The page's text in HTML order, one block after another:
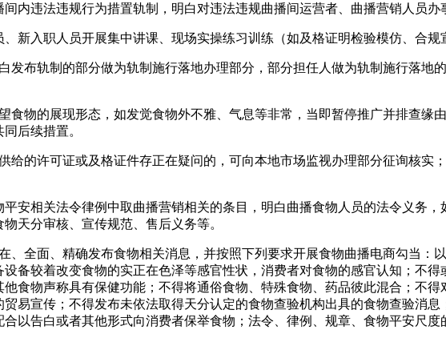
违法违规行为措置轨制，明白对违法违规曲播间运营者、曲播营销人员办
入职人员开展集中讲课、现场实操练习训练（如及格证明检验模仿、合规
布轨制的部分做为轨制施行落地办理部分，部分担任人做为轨制施行落地
物的展现形态，如发觉食物外不雅、气息等非常，当即暂停推广并排查缘
后续措置。
的许可证或及格证件存正在疑问的，可向本地市场监视办理部分征询核实
相关法令律例中取曲播营销相关的条目，明白曲播食物人员的法令义务，
天分审核、宣传规范、售后义务等。
全面、精确发布食物相关消息，并按照下列要求开展食物曲播电商勾当：
备较着改变食物的实正在色泽等感官性状，消费者对食物的感官认知；不
食物声称具有保健功能；不得将通俗食物、特殊食物、药品彼此混合；不得
易宣传；不得发布未依法取得天分认定的食物查验机构出具的食物查验消
以告白或者其他形式向消费者保举食物；法令、律例、规章、食物平安尺度